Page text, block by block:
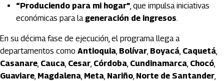
“Produciendo para mi hogar”, que impulsa iniciativas
económicas para la generación de ingresos.
En su décima fase de ejecución, el programa llega a
departamentos como Antioquia, Bolívar, Boyacá, Caquetá,
Casanare, Cauca, Cesar, Córdoba, Cundinamarca, Chocó,
Guaviare, Magdalena, Meta, Nariño, Norte de Santander,